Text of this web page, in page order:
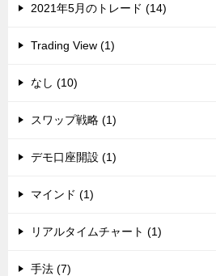
2021年5月のトレード (14)
Trading View (1)
なし (10)
スワップ戦略 (1)
デモ口座開設 (1)
マインド (1)
リアルタイムチャート (1)
手法 (7)